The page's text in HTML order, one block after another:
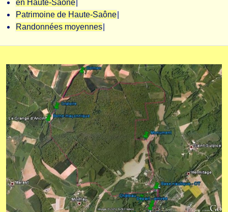
en Haute-Saône
Patrimoine de Haute-Saône
Randonnées moyennes